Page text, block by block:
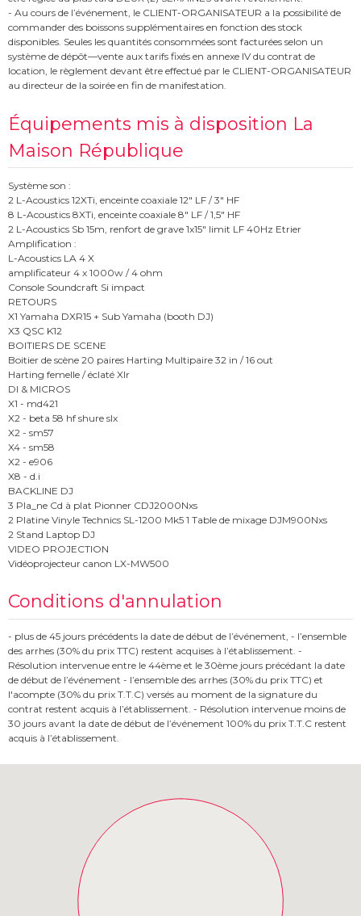
- Au cours de l’événement, le CLIENT-ORGANISATEUR a la possibilité de
commander des boissons supplémentaires en fonction des stock
disponibles. Seules les quantités consommées sont facturées selon un
système de dépôt—vente aux tarifs fixés en annexe IV du contrat de
location, le règlement devant être effectué par le CLIENT-ORGANISATEUR
au directeur de la soirée en fin de manifestation.
Équipements mis à disposition La
Maison République
Système son :
2 L-Acoustics 12XTi, enceinte coaxiale 12" LF / 3" HF
8 L-Acoustics 8XTi, enceinte coaxiale 8" LF / 1,5" HF
2 L-Acoustics Sb 15m, renfort de grave 1x15" limit LF 40Hz Etrier
Amplification :
L-Acoustics LA 4 X
amplificateur 4 x 1000w / 4 ohm
Console Soundcraft Si impact
RETOURS
X1 Yamaha DXR15 + Sub Yamaha (booth DJ)
X3 QSC K12
BOITIERS DE SCENE
Boitier de scène 20 paires Harting Multipaire 32 in / 16 out
Harting femelle / éclaté Xlr
DI & MICROS
X1 - md421
X2 - beta 58 hf shure slx
X2 - sm57
X4 - sm58
X2 - e906
X8 - d.i
BACKLINE DJ
3 Pla_ne Cd à plat Pionner CDJ2000Nxs
2 Platine Vinyle Technics SL-1200 Mk5 1 Table de mixage DJM900Nxs
2 Stand Laptop DJ
VIDEO PROJECTION
Vidéoprojecteur canon LX-MW500
Conditions d'annulation
- plus de 45 jours précédents la date de début de l’événement, - l’ensemble
des arrhes (30% du prix TTC) restent acquises à l’établissement. -
Résolution intervenue entre le 44ème et le 30ème jours précédant la date
de début de l’événement - l’ensemble des arrhes (30% du prix TTC) et
l'acompte (30% du prix T.T.C) versés au moment de la signature du
contrat restent acquis à l’établissement. - Résolution intervenue moins de
30 jours avant la date de début de l’événement 100% du prix T.T.C restent
acquis à l’établissement.